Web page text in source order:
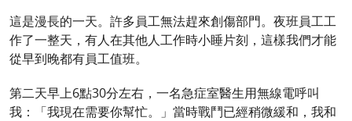
這是漫長的一天。許多員工無法趕來創傷部門。夜班員工工
作了一整天，有人在其他人工作時小睡片刻，這樣我們才能
從早到晚都有員工值班。
第二天早上6點30分左右，一名急症室醫生用無線電呼叫
我：「我現在需要你幫忙。」當時戰鬥已經稍微緩和，我和